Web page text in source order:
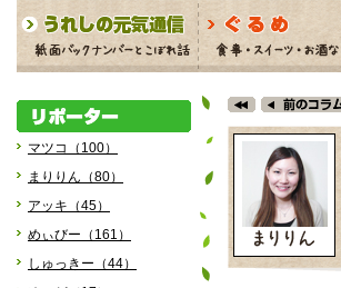
マツコ（100）
まりりん（80）
アッキ（45）
めぃびー（161）
しゅっきー（44）